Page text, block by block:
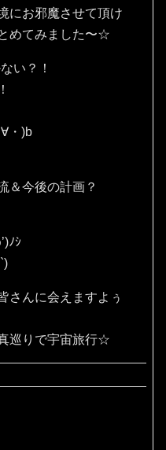
にお邪魔させて頂け
めてみました〜☆
い？！
・)b
＆今後の計画？
ﾉｼ
さんに会えますよぅ
巡りで宇宙旅行☆